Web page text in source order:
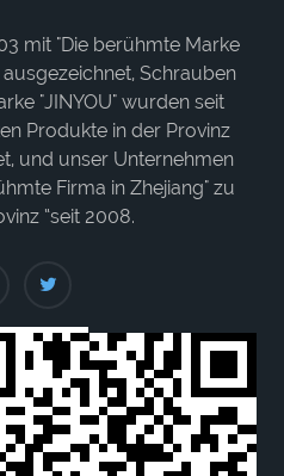
mit "Die berühmte Marke
Schrauben
"JINYOU" wurden seit
Produkte in der Provinz
und unser Unternehmen
Firma in Zhejiang" zu
“seit 2008.